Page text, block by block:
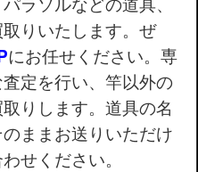
りいたします。ぜ
にお任せください。専
定を行い、竿以外の
りします。道具の名
ままお送りいただけ
せください。